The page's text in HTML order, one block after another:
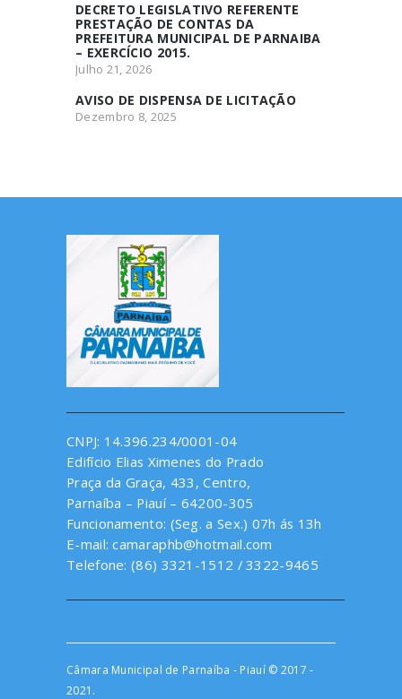
DECRETO LEGISLATIVO REFERENTE
PRESTAÇÃO DE CONTAS DA
PREFEITURA MUNICIPAL DE PARNAIBA
– EXERCÍCIO 2015.
Julho 21, 2026
AVISO DE DISPENSA DE LICITAÇÃO
Dezembro 8, 2025
CNPJ: 14.396.234/0001-04
Edifício Elias Ximenes do Prado
Praça da Graça, 433, Centro,
Parnaíba – Piauí – 64200-305
Funcionamento: (Seg. a Sex.) 07h ás 13h
E-mail: camaraphb@hotmail.com
Telefone: (86) 3321-1512 / 3322-9465
Câmara Municipal de Parnaíba - Piauí © 2017 -
2021.